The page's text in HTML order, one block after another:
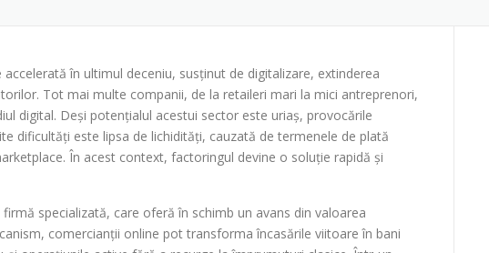
în ultimul deceniu, susținut de digitalizare, extinderea
Tot mai multe companii, de la retaileri mari la mici antreprenori,
digital. Deși potențialul acestui sector este uriaș, provocările
dificultăți este lipsa de lichidități, cauzată de termenele de plată
În acest context, factoringul devine o soluție rapidă și
specializată, care oferă în schimb un avans din valoarea
comercianții online pot transforma încasările viitoare în bani